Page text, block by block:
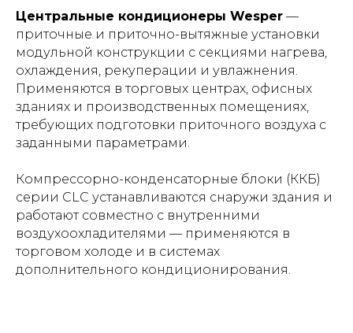
Центральные кондиционеры Wesper —
приточные и приточно-вытяжные установки
модульной конструкции с секциями нагрева,
охлаждения, рекуперации и увлажнения.
Применяются в торговых центрах, офисных
зданиях и производственных помещениях,
требующих подготовки приточного воздуха с
заданными параметрами.
Компрессорно-конденсаторные блоки (ККБ)
серии CLC устанавливаются снаружи здания и
работают совместно с внутренними
воздухоохладителями — применяются в
торговом холоде и в системах
дополнительного кондиционирования.